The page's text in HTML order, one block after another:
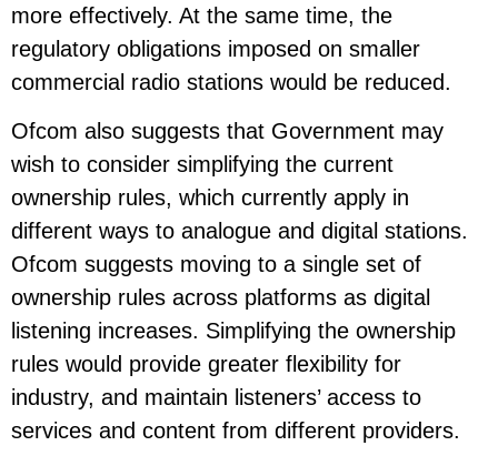
more effectively. At the same time, the
regulatory obligations imposed on smaller
commercial radio stations would be reduced.
Ofcom also suggests that Government may
wish to consider simplifying the current
ownership rules, which currently apply in
different ways to analogue and digital stations.
Ofcom suggests moving to a single set of
ownership rules across platforms as digital
listening increases. Simplifying the ownership
rules would provide greater flexibility for
industry, and maintain listeners’ access to
services and content from different providers.